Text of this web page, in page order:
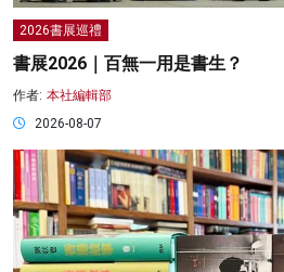
2026書展巡禮
書展2026｜百無一用是書生？
作者: 本社編輯部
2026-08-07